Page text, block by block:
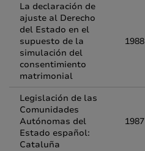
La declaración de
ajuste al Derecho
del Estado en el
supuesto de la
simulación del
consentimiento
matrimonial
1988
Legislación de las
Comunidades
Autónomas del
Estado español:
Cataluña
1987